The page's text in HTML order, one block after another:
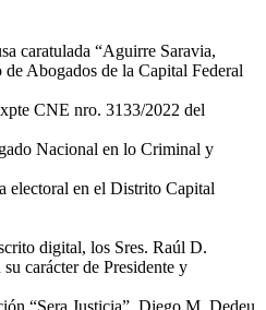
caratulada “Aguirre Saravia,
Abogados de la Capital Federal
CNE nro. 3133/2022 del
Nacional en lo Criminal y
electoral en el Distrito Capital
digital, los Sres. Raúl D.
carácter de Presidente y
“Sera Justicia”, Diego M. Dedeu